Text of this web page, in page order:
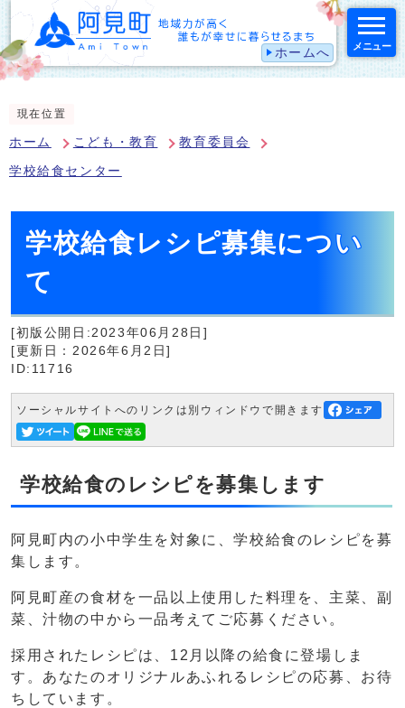
ホームへ メニュー
現在位置
ホーム こども・教育 教育委員会
学校給食センター
学校給食レシピ募集につい
て
[初版公開日:2023年06月28日]
[更新日：2026年6月2日]
ID:11716
ソーシャルサイトへのリンクは別ウィンドウで開きます
学校給食のレシピを募集します
阿見町内の小中学生を対象に、学校給食のレシピを募
集します。
阿見町産の食材を一品以上使用した料理を、主菜、副
菜、汁物の中から一品考えてご応募ください。
採用されたレシピは、12月以降の給食に登場しま
す。あなたのオリジナルあふれるレシピの応募、お待
ちしています。